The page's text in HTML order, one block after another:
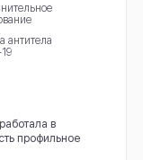
антитела
в
профильное